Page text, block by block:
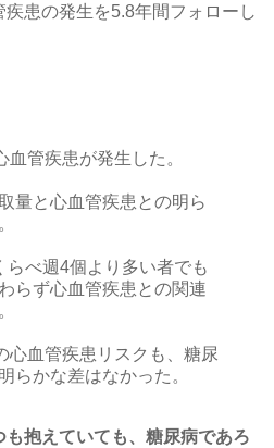
患の発生を5.8年間フォローし
血管疾患が発生した。
量と心血管疾患との明ら
らべ週4個より多い者でも
らず心血管疾患との関連
心血管疾患リスクも、糖尿
らかな差はなかった。
抱えていても、糖尿病であろ